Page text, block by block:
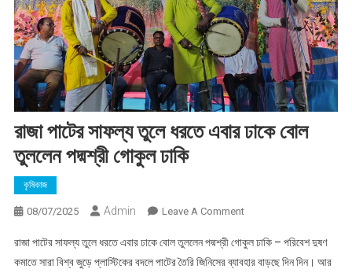
রাজা পাটের সাফল্য তুলে ধরতে এবার ঢাকে বোল
তুললেন পদ্মশ্রী গোকুল ঢাকি
কৃষিকাজ
08/07/2025 Admin Leave A CommentOn
পাটের
সাফল্য
রাজা পাটের সাফল্য তুলে ধরতে এবার ঢাকে বোল তুললেন পদ্মশ্রী গোকুল ঢাকি – পরিবেশ দুষণ
কমাতে সারা বিশ্ব জুড়ে প্লাস্টিকের বদলে পাটের তৈরি জিনিসের ব্যাবহার বাড়ছে দিন দিন। আর